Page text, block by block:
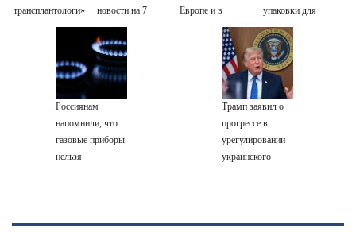
трансплантологи»
извлекали у еще
новости на 7
августа 2026:
последствия,
атаки на склады
Wildberries,
пострадавших
Европе и в
упаковки для
молочки в
России прекратил
работу
Россиянам
напомнили, что
газовые приборы
нельзя
Трамп заявил о
прогрессе в
урегулировании
украинского